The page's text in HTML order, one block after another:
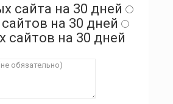
сайта на 30 дней
на 30 дней
сайтов на 30 дней